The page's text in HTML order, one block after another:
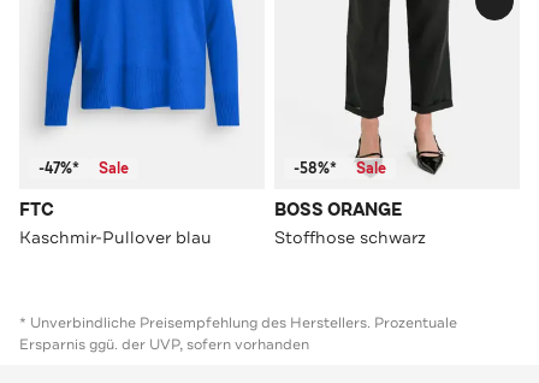
-47%* Sale
FTC
Kaschmir-Pullover blau
-58%* Sale
BOSS ORANGE
Stoffhose schwarz
* Unverbindliche Preisempfehlung des Herstellers. Prozentuale
Ersparnis ggü. der UVP, sofern vorhanden